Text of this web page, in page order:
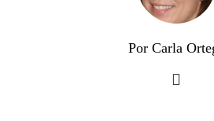
Por Carla